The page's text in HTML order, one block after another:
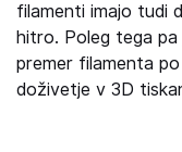
filamenti imajo tudi
hitro. Poleg tega pa
premer filamenta
doživetje v 3D